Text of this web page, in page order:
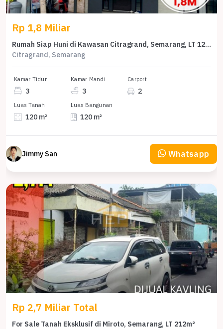
Rp 1,8 Miliar
Rumah Siap Huni di Kawasan Citragrand, Semarang, LT 120m²
Citragrand, Semarang
Kamar Tidur
3
Kamar Mandi
3
Carport
2
Luas Tanah
120 m²
Luas Bangunan
120 m²
Jimmy San Whatsapp
Rp 2,7 Miliar Total
For Sale Tanah Eksklusif di Miroto, Semarang, LT 212m²